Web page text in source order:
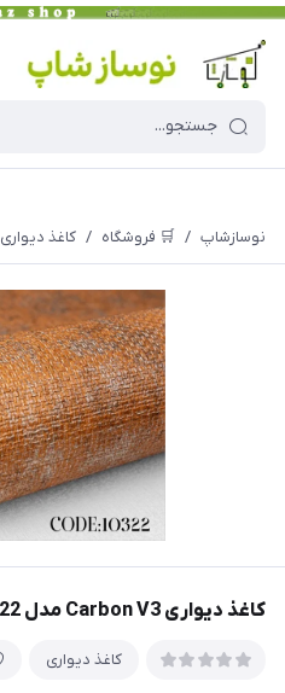
نوسازشاپ / 🛒 فروشگاه / کاغذ دیواری
کاغذ دیواری Carbon V3 مدل 10322
کاغذ دیواری